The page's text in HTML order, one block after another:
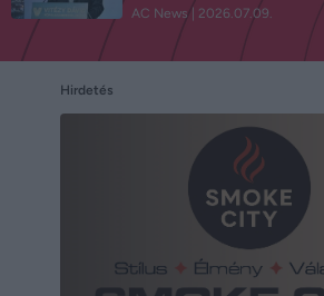
AC News 2026.07.09.
Hirdetés